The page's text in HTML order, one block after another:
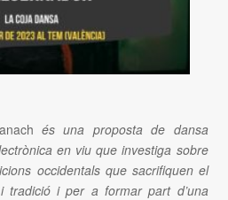
és una proposta de dansa
en viu que investiga sobre
occidentals que sacrifiquen el
tradició i per a formar part d’una